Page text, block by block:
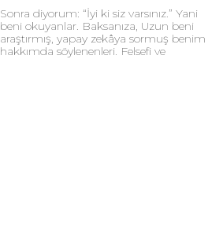
Sonra diyorum: “İyi ki siz varsınız.” Yani
beni okuyanlar. Baksanıza, Uzun beni
araştırmış, yapay zekâya sormuş benim
hakkımda söylenenleri. Felsefi ve